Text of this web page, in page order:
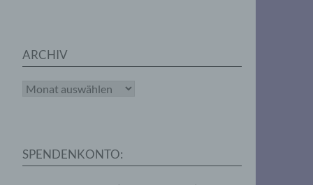
ARCHIV
Archiv
SPENDENKONTO: